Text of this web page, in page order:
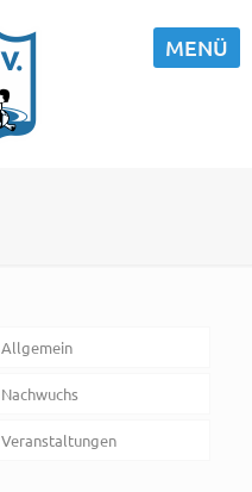
MENÜ
Allgemein
Nachwuchs
Veranstaltungen